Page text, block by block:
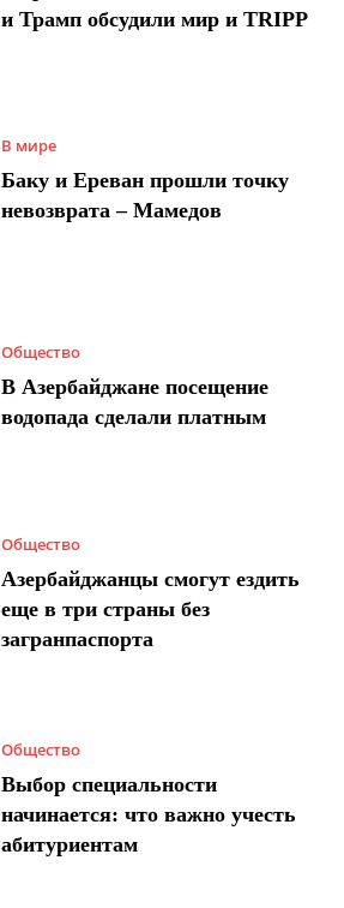
и Трамп обсудили мир и TRIPP
В мире
Баку и Ереван прошли точку
невозврата – Мамедов
Общество
В Азербайджане посещение
водопада сделали платным
Общество
Азербайджанцы смогут ездить
еще в три страны без
загранпаспорта
Общество
Выбор специальности
начинается: что важно учесть
абитуриентам